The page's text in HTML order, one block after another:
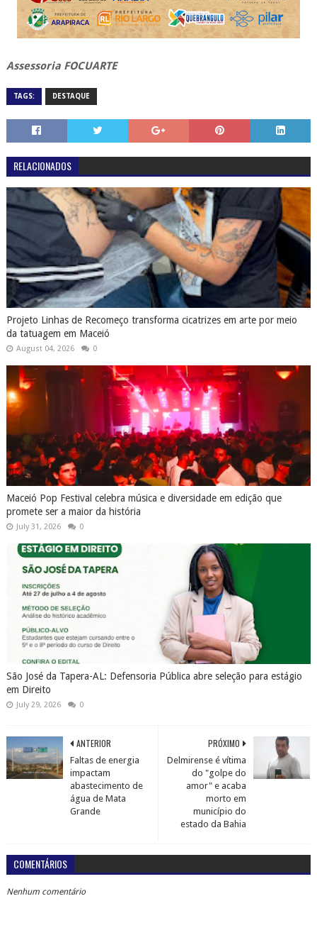
Assessoria FOCUARTE
TAGS: DESTAQUE
RELACIONADOS
Projeto Linhas de Recomeço transforma cicatrizes em arte por meio
da tatuagem em Maceió
August 04, 2026 0
Maceió Pop Festival celebra música e diversidade em edição que
promete ser a maior da história
July 31, 2026 0
São José da Tapera-AL: Defensoria Pública abre seleção para estágio
em Direito
July 29, 2026 0
PRÓXIMO
Delmirense é vítima
do "golpe do
amor" e acaba
morto em
município do
estado da Bahia
ANTERIOR
Faltas de energia
impactam
abastecimento de
água de Mata
Grande
COMENTÁRIOS
Nenhum comentário